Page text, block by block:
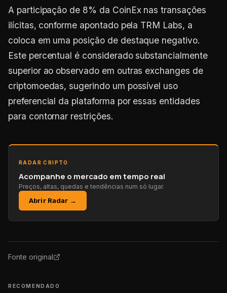
A participação de 8% da CoinEx nas transações
ilícitas, conforme apontado pela TRM Labs, a
coloca em uma posição de destaque negativo.
Este percentual é considerado substancialmente
superior ao observado em outras exchanges de
criptomoedas, sugerindo um possível uso
preferencial da plataforma por essas entidades
para contornar restrições.
RADAR CRIPTO
Acompanhe o mercado em tempo real
Preços, altas, quedas e tendências num só lugar.
Abrir Radar →
Fonte original
RECOMENDADO